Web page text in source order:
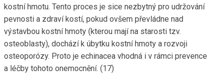
kostní hmotu. Tento proces je sice nezbytný pro udržování
pevnosti a zdraví kostí, pokud ovšem převládne nad
výstavbou kostní hmoty (kterou mají na starosti tzv.
osteoblasty), dochází k úbytku kostní hmoty a rozvoji
osteoporózy. Proto je echinacea vhodná i v rámci prevence
a léčby tohoto onemocnění. (17)